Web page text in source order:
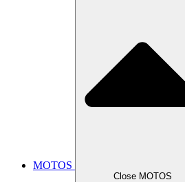
MOTOS
Close MOTOS